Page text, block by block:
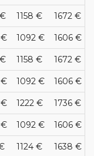
1158 € 1672 €
€ 1092 € 1606 €
1158 € 1672 €
€ 1092 € 1606 €
€ 1222 € 1736 €
€ 1092 € 1606 €
1124 € 1638 €